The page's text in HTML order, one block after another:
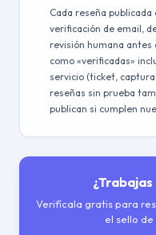
Cada reseña
verificación de email,
revisión humana antes
como «verificadas»
servicio (ticket,
reseñas sin prueba
publican si cumplen
Verifícala gratis para
el sello